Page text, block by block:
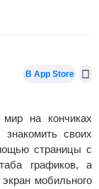
В App Store
на кончиках
своих
страницы с
графиков, а
мобильного